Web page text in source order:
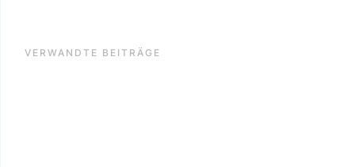
VERWANDTE BEITRÄGE